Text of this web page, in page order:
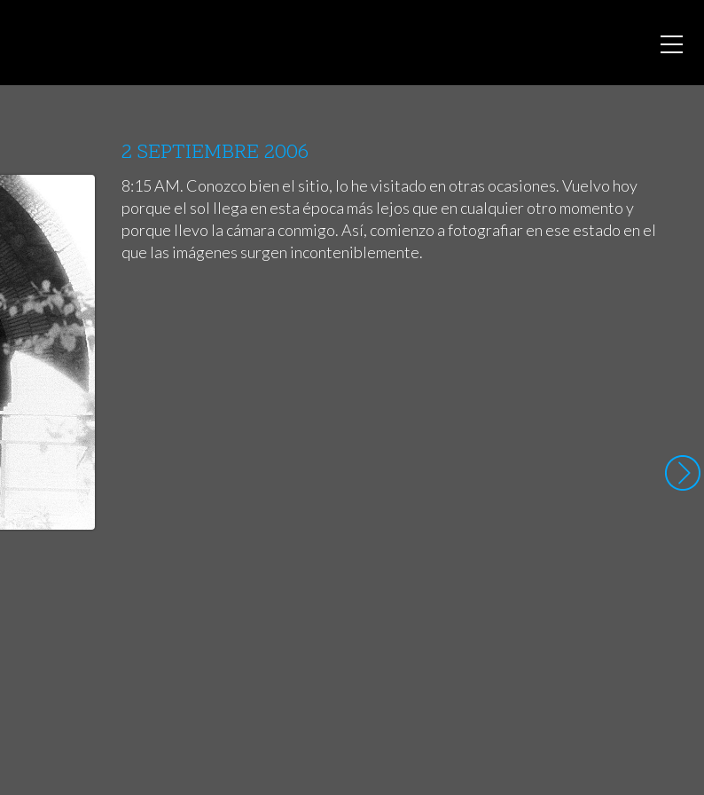
2 SEPTIEMBRE 2006
8:15 AM. Conozco bien el sitio, lo he visitado en otras ocasiones. Vuelvo hoy
porque el sol llega en esta época más lejos que en cualquier otro momento y
porque llevo la cámara conmigo. Así, comienzo a fotografiar en ese estado en el
que las imágenes surgen inconteniblemente.